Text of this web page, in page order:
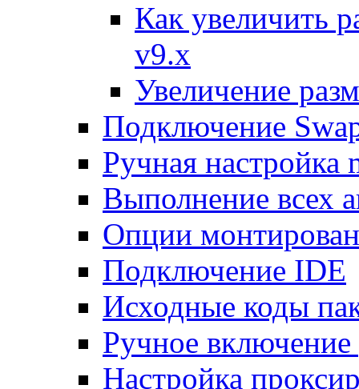
Как увеличить
v9.x
Увеличение
Подключение
Ручная настройка
Выполнение всех
Опции
Подключение IDE
Исходные коды
Ручное
Настройка